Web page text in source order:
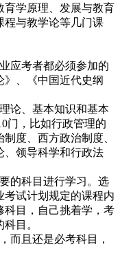
育学原理、发展与教育
程与教学论等几门课
应考者都必须参加的
、《中国近代史纲
论、基本知识和基本
门，比如行政管理的
度、西方政治制度、
、领导科学和行政法
的科目进行学习。选
试计划规定的课程内
科目，自己挑着学，考
目。
而且还是必考科目，